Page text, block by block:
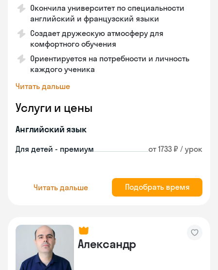
Окончила университет по специальности
английский и французский языки
Создает дружескую атмосферу для
комфортного обучения
Ориентируется на потребности и личность
каждого ученика
Читать дальше
Услуги и цены
Английский язык
Для детей - премиум от 1733 ₽ / урок
Читать дальше Подобрать время
Александр